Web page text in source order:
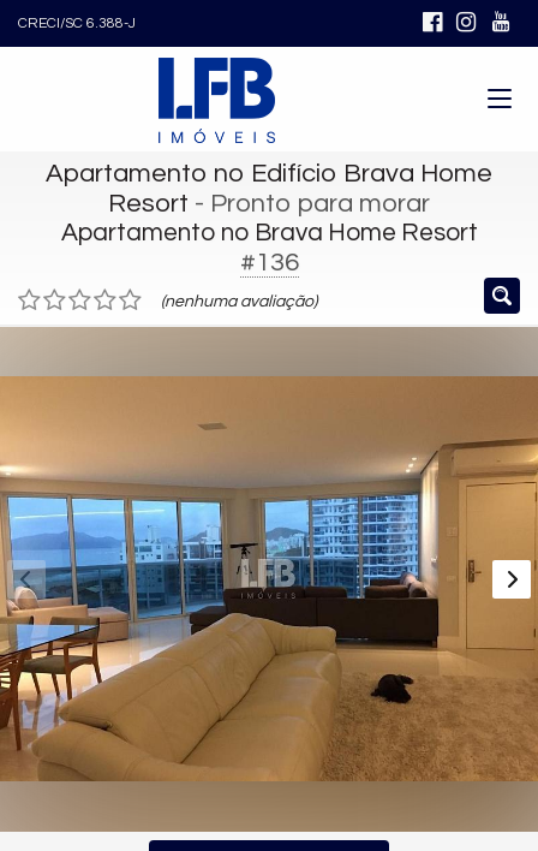
CRECI/SC 6.388-J
Apartamento no Edifício Brava Home
Resort - Pronto para morar
Apartamento no Brava Home Resort
#136
(nenhuma avaliação)